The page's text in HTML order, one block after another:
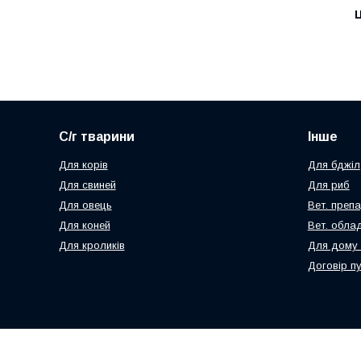
С/г тварини
Для корів
Для свиней
Для овець
Для коней
Для кроликів
Інше
Для бджіл
Для риб
Вет.
Вет.
Для дому
Договір